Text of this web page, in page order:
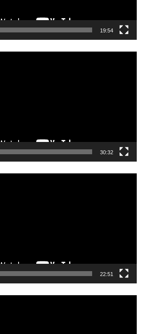
19:54
30:32
22:51